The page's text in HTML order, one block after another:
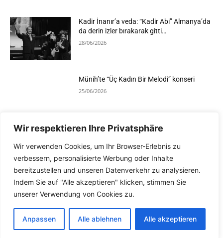
Wir respektieren Ihre Privatsphäre
Wir verwenden Cookies, um Ihr Browser-Erlebnis zu
verbessern, personalisierte Werbung oder Inhalte
bereitzustellen und unseren Datenverkehr zu analysieren.
Indem Sie auf "Alle akzeptieren" klicken, stimmen Sie
unserer Verwendung von Cookies zu.
Anpassen Alle ablehnen Alle akzeptieren
Kadir İnanır’a veda: “Kadir Abi” Almanya’da
da derin izler bırakarak gitti…
28/06/2026
Münih’te “Üç Kadın Bir Melodi” konseri
25/06/2026
Devamını Göster